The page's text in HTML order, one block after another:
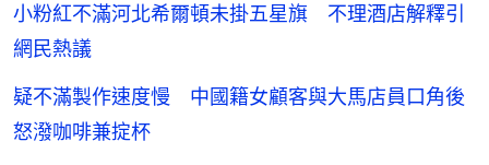
小粉紅不滿河北希爾頓未掛五星旗 不理酒店解釋引
網民熱議
疑不滿製作速度慢 中國籍女顧客與大馬店員口角後
怒潑咖啡兼掟杯